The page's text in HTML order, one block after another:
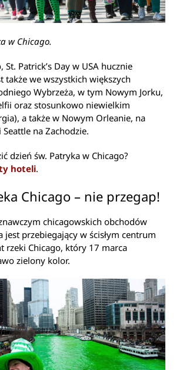
w Chicago.
St. Patrick’s Day w USA hucznie
także we wszystkich większych
Wybrzeża, w tym Nowym Jorku,
oraz stosunkowo niewielkim
a także w Nowym Orleanie, na
na Zachodzie.
dzień św. Patryka w Chicago?
hoteli.
Chicago – nie przegap!
chicagowskich obchodów
jest przebiegający w ścisłym centrum
rzeki Chicago, który 17 marca
zielony kolor.